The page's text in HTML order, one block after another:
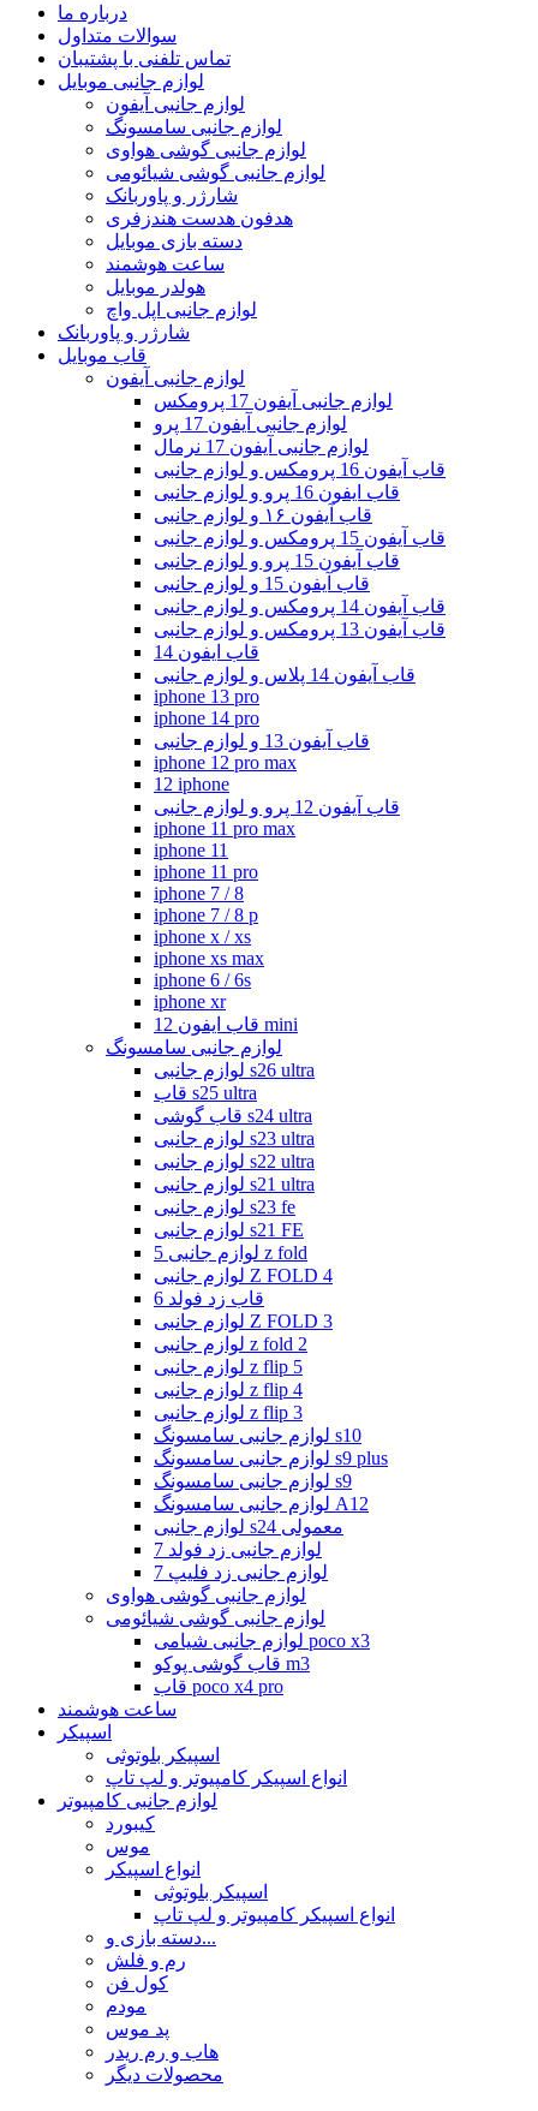
درباره ما
سوالات متداول
تماس تلفنی با پشتیبان
لوازم جانبی موبایل
لوازم جانبی آیفون
لوازم جانبی سامسونگ
لوازم جانبی گوشی هواوی
لوازم جانبی گوشی شیائومی
شارژر و پاوربانک
هدفون هدست هندزفری
دسته بازی موبایل
ساعت هوشمند
هولدر موبایل
لوازم جانبی اپل واچ
شارژر و پاوربانک
قاب موبایل
لوازم جانبی آیفون
لوازم جانبی آیفون 17 پرومکس
لوازم جانبی آیفون 17 پرو
لوازم جانبی آیفون 17 نرمال
قاب آیفون 16 پرومکس و لوازم جانبی
قاب ایفون 16 پرو و لوازم جانبی
قاب آیفون ۱۶ و لوازم جانبی
قاب آیفون 15 پرومکس و لوازم جانبی
قاب آیفون 15 پرو و لوازم جانبی
قاب آیفون 15 و لوازم جانبی
قاب آیفون 14 پرومکس و لوازم جانبی
قاب آیفون 13 پرومکس و لوازم جانبی
قاب ایفون 14
قاب آیفون 14 پلاس و لوازم جانبی
iphone 13 pro
iphone 14 pro
قاب آیفون 13 و لوازم جانبی
iphone 12 pro max
12 iphone
قاب آیفون 12 پرو و لوازم جانبی
iphone 11 pro max
iphone 11
iphone 11 pro
iphone 7 / 8
iphone 7 / 8 p
iphone x / xs
iphone xs max
iphone 6 / 6s
iphone xr
قاب ایفون 12 mini
لوازم جانبی سامسونگ
لوازم جانبی s26 ultra
قاب s25 ultra
قاب گوشی s24 ultra
لوازم جانبی s23 ultra
لوازم جانبی s22 ultra
لوازم جانبی s21 ultra
لوازم جانبی s23 fe
لوازم جانبی s21 FE
لوازم جانبی 5 z fold
لوازم جانبی Z FOLD 4
قاب زد فولد 6
لوازم جانبی Z FOLD 3
لوازم جانبی z fold 2
لوازم جانبی z flip 5
لوازم جانبی z flip 4
لوازم جانبی z flip 3
لوازم جانبی سامسونگ s10
لوازم جانبی سامسونگ s9 plus
لوازم جانبی سامسونگ s9
لوازم جانبی سامسونگ A12
لوازم جانبی s24 معمولی
لوازم جانبی زد فولد 7
لوازم جانبی زد فلیپ 7
لوازم جانبی گوشی هواوی
لوازم جانبی گوشی شیائومی
لوازم جانبی شیامی poco x3
قاب گوشی پوکو m3
قاب poco x4 pro
ساعت هوشمند
اسپیکر
اسپیکر بلوتوثی
انواع اسپیکر کامپیوتر و لپ تاپ
لوازم جانبی کامپیوتر
کیبورد
موس
انواع اسپیکر
اسپیکر بلوتوثی
انواع اسپیکر کامپیوتر و لپ تاپ
دسته بازی و...
رم و فلش
کول فن
مودم
پد موس
هاب و رم ریدر
محصولات دیگر